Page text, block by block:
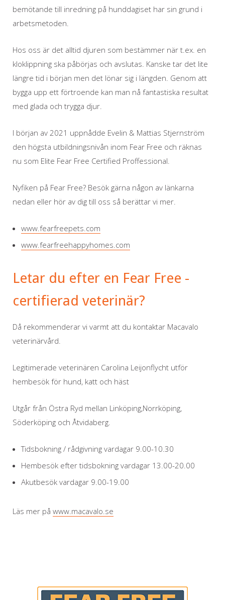
bemötande till inredning på hunddagiset har sin grund i
arbetsmetoden.
Hos oss är det alltid djuren som bestämmer när t.ex. en
kloklippning ska påbörjas och avslutas. Kanske tar det lite
längre tid i början men det lönar sig i längden. Genom att
bygga upp ett förtroende kan man nå fantastiska resultat
med glada och trygga djur.
I början av 2021 uppnådde Evelin & Mattias Stjernström
den högsta utbildningsnivån inom Fear Free och räknas
nu som Elite Fear Free Certified Proffessional.
Nyfiken på Fear Free? Besök gärna någon av länkarna
nedan eller hör av dig till oss så berättar vi mer.
www.fearfreepets.com
www.fearfreehappyhomes.com
Letar du efter en Fear Free -
certifierad veterinär?
Då rekommenderar vi varmt att du kontaktar Macavalo
veterinärvård.
Legitimerade veterinären Carolina Leijonflycht utför
hembesök för hund, katt och häst
Utgår från Östra Ryd mellan Linköping,Norrköping,
Söderköping och Åtvidaberg.
Tidsbokning / rådgivning vardagar 9.00-10.30
Hembesök efter tidsbokning vardagar 13.00-20.00
Akutbesök vardagar 9.00-19.00
Läs mer på www.macavalo.se